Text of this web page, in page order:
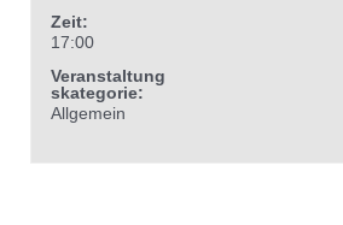
Zeit:
17:00
Veranstaltung
skategorie:
Allgemein